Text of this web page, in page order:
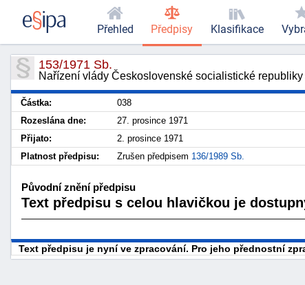
153/1971 Sb.
Nařízení vlády Československé socialistické
Částka: 038
Rozeslána dne:
27. prosince 1971
Přijato:
2. prosince 1971
Platnost předpisu:
Zrušen předpisem 136/1989 Sb.
Původní znění předpisu
Text předpisu s celou hlavičkou je
Text předpisu je nyní ve zpracování. Pro jeho přednostní
Přehled Předpisy Klasifikace